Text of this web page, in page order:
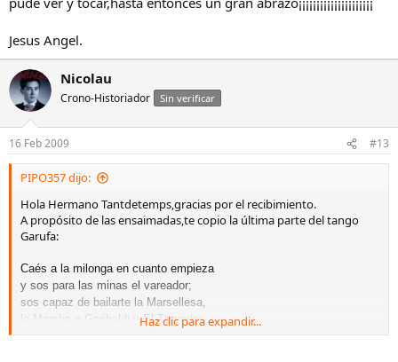
Jesus Angel.
Nicolau
Crono-Historiador Sin verificar
16 Feb 2009 #13
PIPO357 dijo:
Hola Hermano Tantdetemps,gracias por el recibimiento.
A propósito de las ensaimadas,te copio la última parte del tango
Garufa:
Caés a la milonga en cuanto empieza
y sos para las minas el vareador;
sos capaz de bailarte la Marsellesa,
la Marcha a Garibaldi y El Trovador.
Con un café con leche y unaensaimada
Haz clic para expandir...